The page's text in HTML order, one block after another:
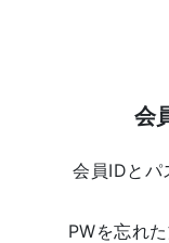
会
会員IDとパ
PWを忘れ